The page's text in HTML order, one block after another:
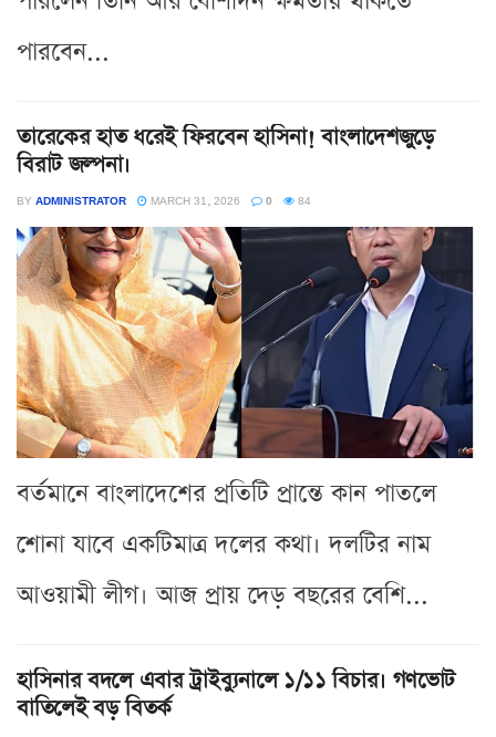
পারবেন...
তারেকের হাত ধরেই ফিরবেন হাসিনা! বাংলাদেশজুড়ে
বিরাট জল্পনা।
BY ADMINISTRATOR MARCH 31, 2026 0 84
বর্তমানে বাংলাদেশের প্রতিটি প্রান্তে কান পাতলে
শোনা যাবে একটিমাত্র দলের কথা। দলটির নাম
আওয়ামী লীগ। আজ প্রায় দেড় বছরের বেশি...
হাসিনার বদলে এবার ট্রাইব্যুনালে ১/১১ বিচার। গণভোট
বাতিলেই বড় বিতর্ক